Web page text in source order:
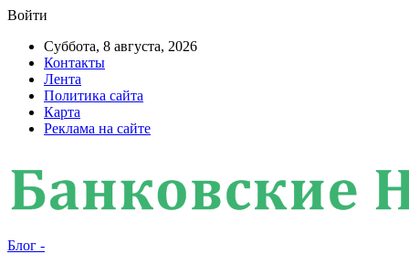
Войти
Суббота, 8 августа, 2026
Контакты
Лента
Политика сайта
Карта
Реклама на сайте
Блог -